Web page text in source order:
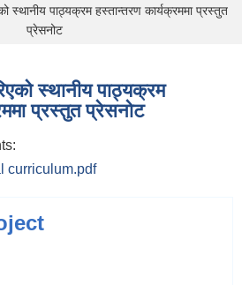
स्थानीय पाठ्यक्रम हस्तान्तरण कार्यक्रममा प्रस्तुत
प्रेसनोट
स्थानीय पाठ्यक्रम
प्रस्तुत प्रेसनोट
curriculum.pdf